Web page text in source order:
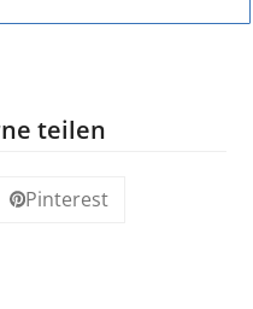
teilen
Pinterest